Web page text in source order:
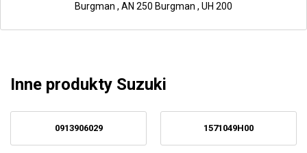
Burgman , AN 250 Burgman , UH 200
Inne produkty Suzuki
0913906029 1571049H00